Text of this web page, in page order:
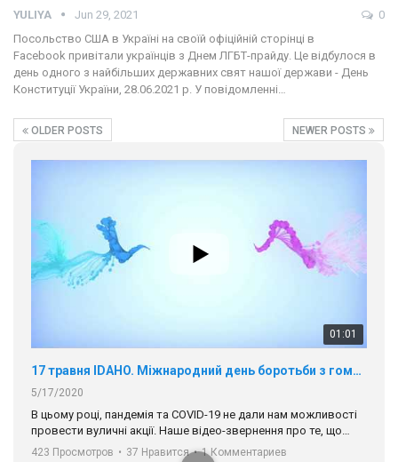
YULIYA Jun 29, 2021
0
Посольство США в Україні на своїй офіційній сторінці в
Facebook привітали українців з Днем ЛГБТ-прайду. Це відбулося в
день одного з найбільших державних свят нашої держави - День
Конституції України, 28.06.2021 р. У повідомленні…
OLDER POSTS NEWER POSTS
01:01
17 травня IDAHO. Міжнародний день боротьби з гомофобією трансфобією і біфобія.
5/17/2020
В цьому році, пандемія та COVІD-19 не дали нам можливості
провести вуличні акції. Наше відео-звернення про те, що
навіть коли ми у різних містах та не можемо зустрінеться, ми
423 Просмотров • 37 Нравится • 1 Комментариев